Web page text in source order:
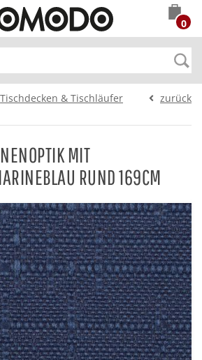
0
Tischdecken & Tischläufer zurück
MIT
RUND 169CM